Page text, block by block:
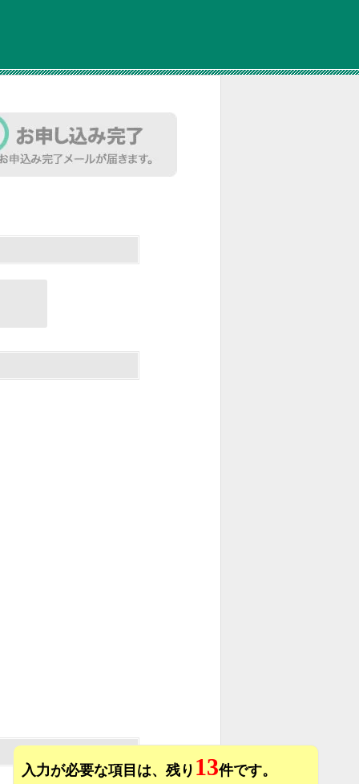
入力が必要な項目は、残り 13件です。